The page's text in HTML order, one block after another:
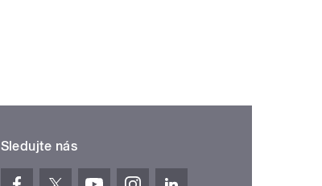
Sledujte nás